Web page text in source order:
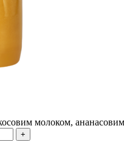
молоком,
+